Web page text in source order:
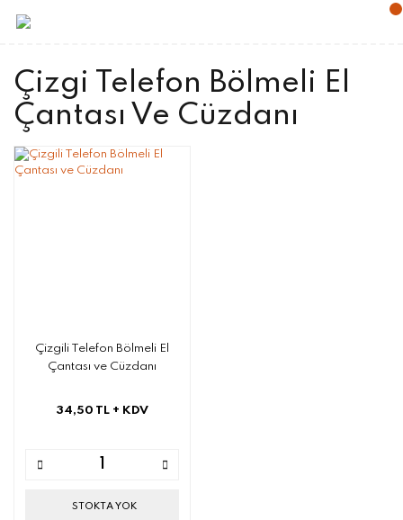
Çizgi Telefon Bölmeli El
Çantası Ve Cüzdanı
Çizgili Telefon Bölmeli El
Çantası ve Cüzdanı
34,50 TL + KDV
STOKTA YOK